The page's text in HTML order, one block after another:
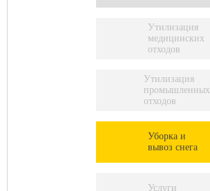
Утилизация
медицинских
отходов
Утилизация
промышленных
отходов
Уборка и
вывоз снега
Услуги